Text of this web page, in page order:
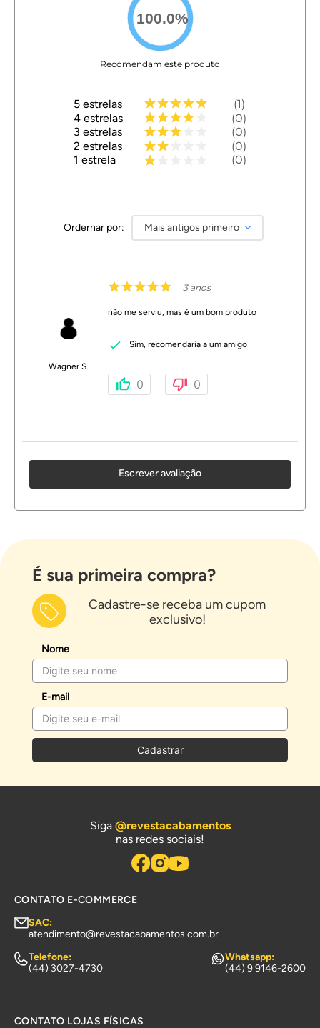
100.0%
Recomendam este produto
5 estrelas
4 estrelas
3 estrelas
2 estrelas
1 estrela
1
0
0
0
0
Ordernar por: Mais antigos primeiro
Wagner S.
3 anos
não me serviu, mas é um bom produto
Sim, recomendaria a um amigo
0 0
Escrever avaliação
É sua primeira compra?
Cadastre-se receba um cupom
exclusivo!
Nome
E-mail
Cadastrar
Siga @revestacabamentos
nas redes sociais!
CONTATO E-COMMERCE
SAC:
atendimento@revestacabamentos.com.br
Telefone:
(44) 3027-4730
Whatsapp:
(44) 9 9146-2600
CONTATO LOJAS FÍSICAS